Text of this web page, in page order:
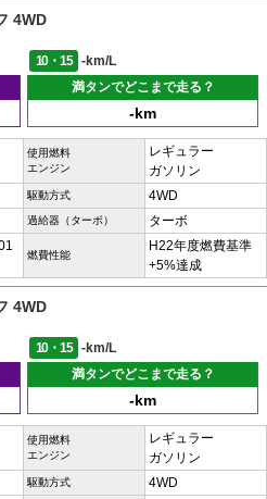
4WD
10・15
-km/L
満タンでどこまで走る？
-km
使用燃料
エンジン
レギュラー
ガソリン
駆動方式 4WD
過給器（ターボ） ターボ
燃費性能
H22年度燃費基準
+5%達成
4WD
10・15
-km/L
満タンでどこまで走る？
-km
使用燃料
エンジン
レギュラー
ガソリン
駆動方式 4WD